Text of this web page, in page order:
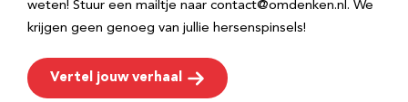
weten! Stuur een mailtje naar contact@omdenken.nl. We
krijgen geen genoeg van jullie hersenspinsels!
Vertel jouw verhaal